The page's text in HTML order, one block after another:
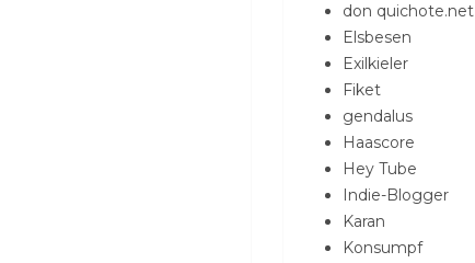
don quichote.net
Elsbesen
Exilkieler
Fiket
gendalus
Haascore
Hey Tube
Indie-Blogger
Karan
Konsumpf